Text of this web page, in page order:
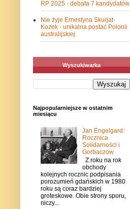
RP 2025 - debata 7 kandydatów
Nie żyje Ernestyna Skurjat-
Kozek - unikalna postać Polonii
australijskiej
Wyszukiwarka
Najpopularniejsze w ostatnim
miesiącu
Jan Engelgard:
Rocznica
Solidarności i
Gorbaczow
Z roku na rok
obchody
kolejnych rocznic podpisania
porozumień gdańskich w 1980
roku są coraz bardziej
groteskowe. Obie strony sporu,
niczy...